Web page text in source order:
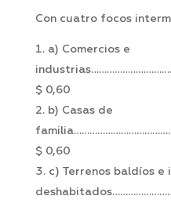
Con cuatro focos
a) Comercios e
$ 0,60
b) Casas de
$ 0,60
c) Terrenos baldíos e